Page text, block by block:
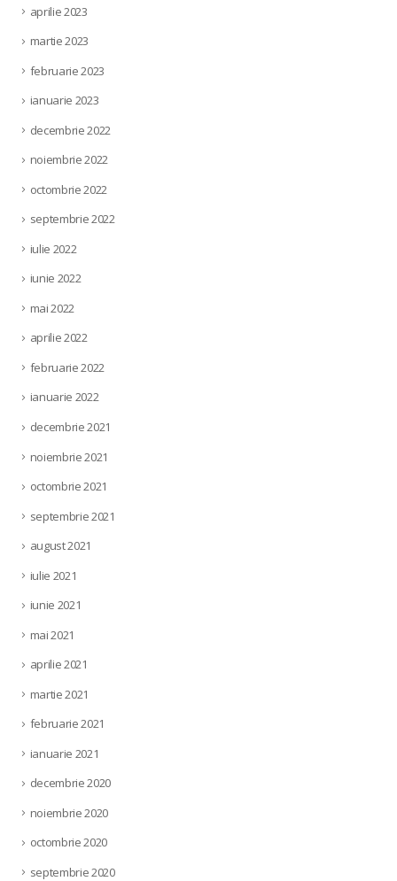
aprilie 2023
martie 2023
februarie 2023
ianuarie 2023
decembrie 2022
noiembrie 2022
octombrie 2022
septembrie 2022
iulie 2022
iunie 2022
mai 2022
aprilie 2022
februarie 2022
ianuarie 2022
decembrie 2021
noiembrie 2021
octombrie 2021
septembrie 2021
august 2021
iulie 2021
iunie 2021
mai 2021
aprilie 2021
martie 2021
februarie 2021
ianuarie 2021
decembrie 2020
noiembrie 2020
octombrie 2020
septembrie 2020